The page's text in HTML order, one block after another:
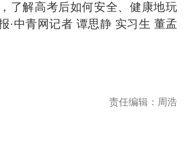
了解高考后如何安全、健康地玩
·中青网记者 谭思静 实习生 董孟
责任编辑：周浩